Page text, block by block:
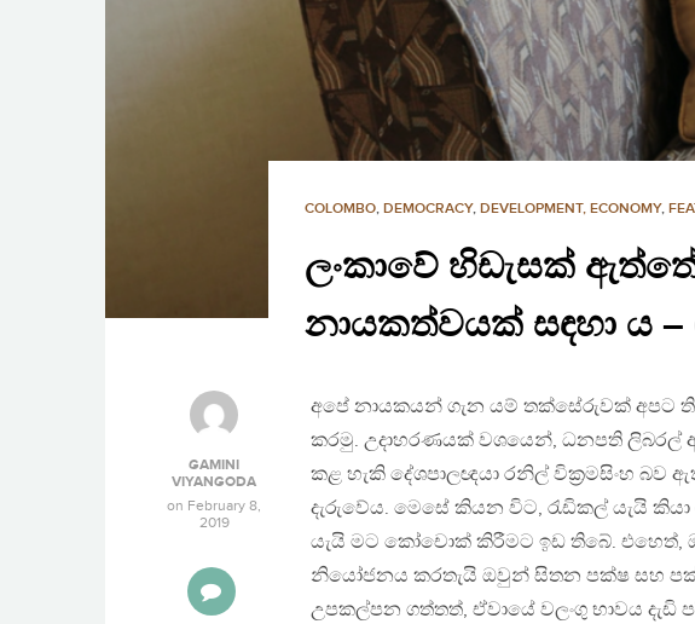
COLOMBO, DEMOCRACY, DEVELOPMENT, ECONOMY,
ලංකාවේ හිඩැසක්
නායකත්වයක් සඳහා ය
GAMINI
VIYANGODA
on February 8,
2019
අපේ නායකයන් ගැන යම් තක්සේරුවක් අපට
කරමු. උදාහරණයක් වශයෙන්, ධනපති ලිබරල්
කළ හැකි දේශපාලඥයා රනිල් වික‍්‍රමසිංහ බව
දැරුවේය. මෙසේ කියන විට, රැඩිකල් යැයි
යැයි මට කෝචොක් කිරීමට ඉඩ තිබේ. එහෙත්,
නියෝජනය කරතැයි ඔවුන් සිතන පක්ෂ සහ
උපකල්පන ගත්තත්, ඒවායේ වලංගු භාවය